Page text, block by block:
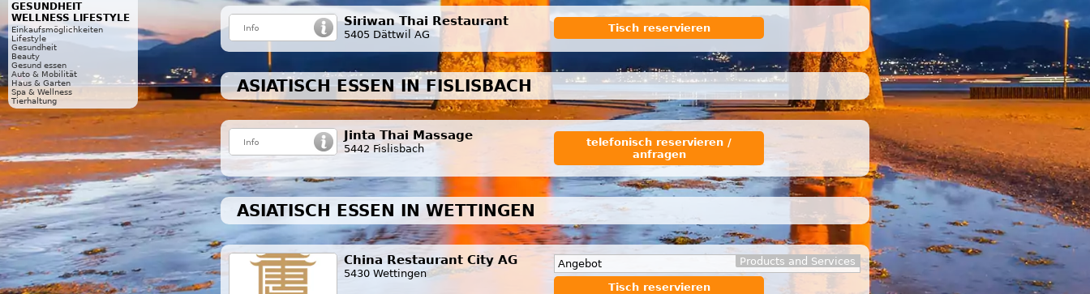
GESUNDHEIT
WELLNESS LIFESTYLE
Einkaufsmöglichkeiten
Lifestyle
Gesundheit
Beauty
Gesund essen
Auto & Mobilität
Haus & Garten
Spa & Wellness
Tierhaltung
Siriwan Thai Restaurant
5405 Dättwil AG
Tisch reservieren
ASIATISCH ESSEN IN FISLISBACH
Jinta Thai Massage
5442 Fislisbach
telefonisch reservieren /
anfragen
ASIATISCH ESSEN IN WETTINGEN
China Restaurant City AG
5430 Wettingen
Products and Services
Angebot
Tisch reservieren